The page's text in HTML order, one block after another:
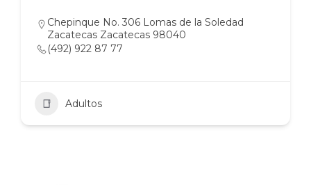
Chepinque No. 306 Lomas de la Soledad
Zacatecas Zacatecas 98040
(492) 922 87 77
Adultos